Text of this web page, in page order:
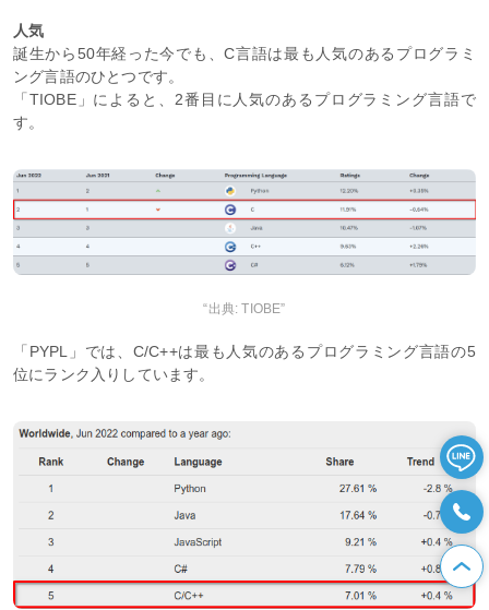
人気
誕生から50年経った今でも、C言語は最も人気のあるプログラミ
ング言語のひとつです。
「TIOBE」によると、2番目に人気のあるプログラミング言語で
す。
“出典: TIOBE”
「PYPL」では、C/C++は最も人気のあるプログラミング言語の5
位にランク入りしています。